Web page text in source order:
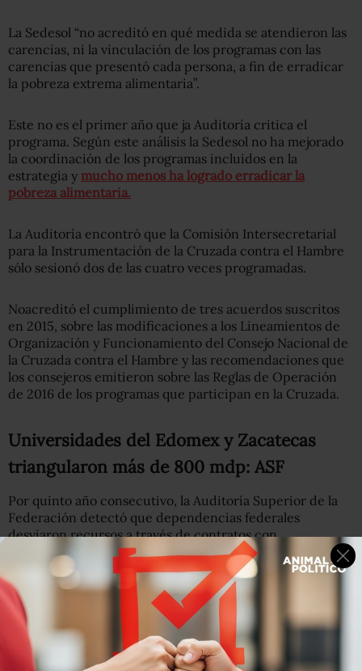
La Sedesol “no acreditó en qué medida se atendieron las
carencias, ni la vinculación de los programas con las
carencias que presentó cada persona, a fin de erradicar
la pobreza extrema alimentaria”.
Este no es el primer año que ja Auditoría critica el
programa. Según este análisis la Sedesol no ha mejorado
la coordinación de los programas incluidos en la
estrategia y mucho menos ha logrado erradicar la
pobreza alimentaria.
La Auditoría encontró que la Comisión Intersecretarial
para la Instrumentación de la Cruzada contra el Hambre
sólo sesionó dos de las cuatro veces programadas.
Noacreditó el cumplimiento de tres acuerdos suscritos
en 2015, sobre las modificaciones a los Lineamientos de
Organización y Funcionamiento del Consejo Nacional de
la Cruzada contra el Hambre y las recomendaciones que
los consejeros emitieron sobre las Reglas de Operación
de 2016 de los programas que participan en la Cruzada.
Universidades del Edomex y Zacatecas
triangularon más de 800 mdp: ASF
Por quinto año consecutivo, la Auditoría Superior de la
Federación detectó que dependencias federales
desviaron recursos a través de contratos con
universidades estatales
y así eludir licitaciones públicas.
El procedimiento es el siguiente: la dependencia
contrata los servicios de las universidades para la
realización de un servicio, sin embargo las instituciones
educativas subcontratan a otras empresas para cumplir
los convenios, lo que significa una violación a la Ley de